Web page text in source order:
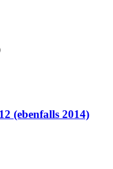
(ebenfalls 2014)